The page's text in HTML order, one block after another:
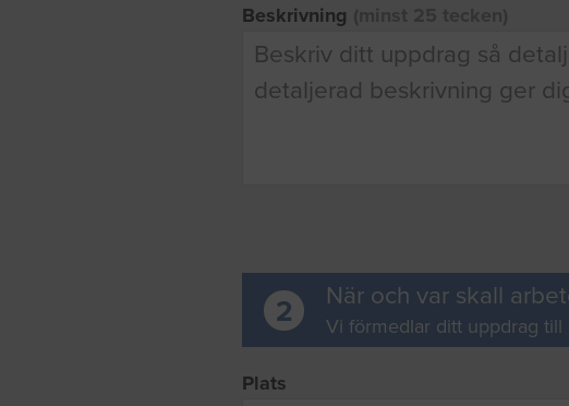
Beskrivning
2 När och var skall
Vi förmedlar ditt uppdrag
Plats